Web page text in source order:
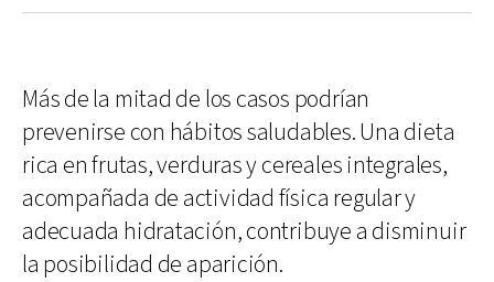
Más de la mitad de los casos podrían
prevenirse con hábitos saludables. Una dieta
rica en frutas, verduras y cereales integrales,
acompañada de actividad física regular y
adecuada hidratación, contribuye a disminuir
la posibilidad de aparición.